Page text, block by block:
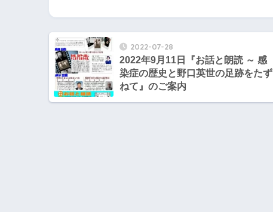
2022-07-28
2022年9月11日『お話と朗読 ～ 感
染症の歴史と野口英世の足跡をたず
ねて』のご案内